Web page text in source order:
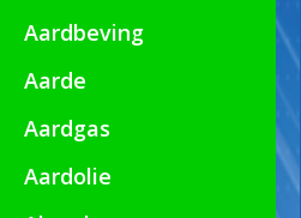
Aardbeving
Aarde
Aardgas
Aardolie